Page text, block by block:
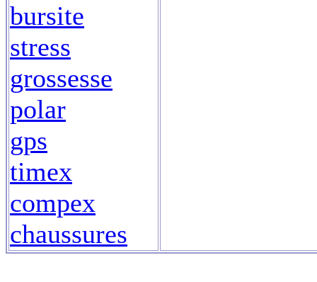
bursite
stress
grossesse
polar
gps
timex
compex
chaussures